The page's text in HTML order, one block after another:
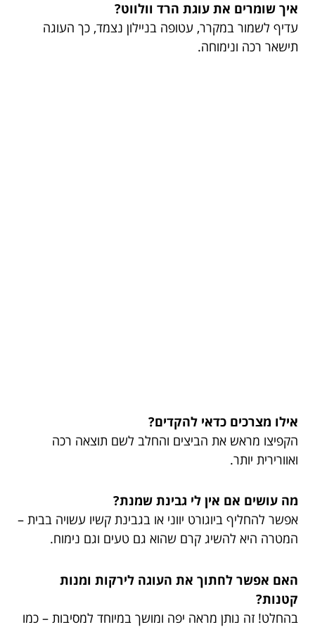
איך שומרים את עוגת הרד וולווט?
עדיף לשמור במקרר, עטופה בניילון נצמד, כך העוגה
תישאר רכה ונימוחה.
אילו מצרכים כדאי להקדים?
הקפיצו מראש את הביצים והחלב לשם תוצאה רכה
ואוורירית יותר.
מה עושים אם אין לי גבינת שמנת?
אפשר להחליף ביוגורט יווני או בגבינת קשיו עשויה בבית –
המטרה היא להשיג קרם שהוא גם טעים וגם נימוח.
האם אפשר לחתוך את העוגה לירקות ומנות
קטנות?
בהחלט! זה נותן מראה יפה ומושך במיוחד למסיבות – כמו